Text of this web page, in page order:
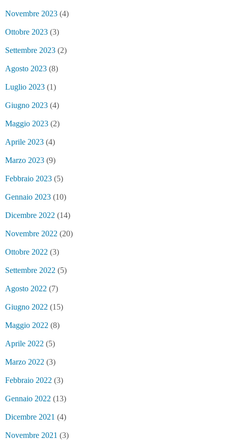
Novembre 2023 (4)
Ottobre 2023 (3)
Settembre 2023 (2)
Agosto 2023 (8)
Luglio 2023 (1)
Giugno 2023 (4)
Maggio 2023 (2)
Aprile 2023 (4)
Marzo 2023 (9)
Febbraio 2023 (5)
Gennaio 2023 (10)
Dicembre 2022 (14)
Novembre 2022 (20)
Ottobre 2022 (3)
Settembre 2022 (5)
Agosto 2022 (7)
Giugno 2022 (15)
Maggio 2022 (8)
Aprile 2022 (5)
Marzo 2022 (3)
Febbraio 2022 (3)
Gennaio 2022 (13)
Dicembre 2021 (4)
Novembre 2021 (3)